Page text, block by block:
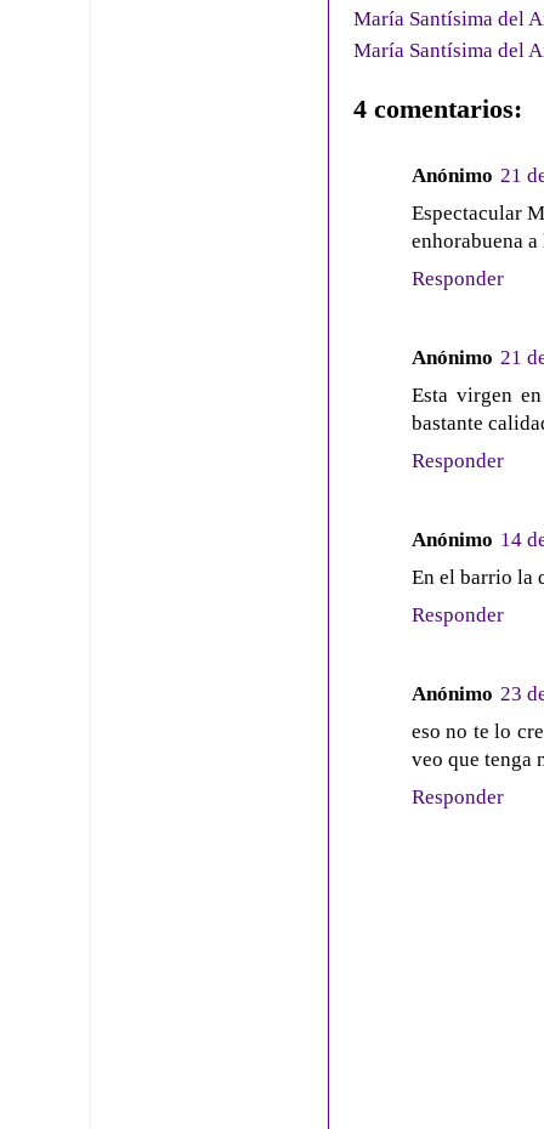
María Santísima del
María Santísima del
4 comentarios:
Anónimo 21
Espectacular
enhorabuena
Responder
Anónimo 21
Esta virgen
bastante
Responder
Anónimo 14
En el barrio la
Responder
Anónimo 23
eso no te lo
veo que tenga
Responder